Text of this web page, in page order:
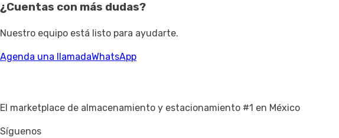
¿Cuentas con más dudas?
Nuestro equipo está listo para ayudarte.
Agenda una llamadaWhatsApp
El marketplace de almacenamiento y estacionamiento #1 en México
Síguenos